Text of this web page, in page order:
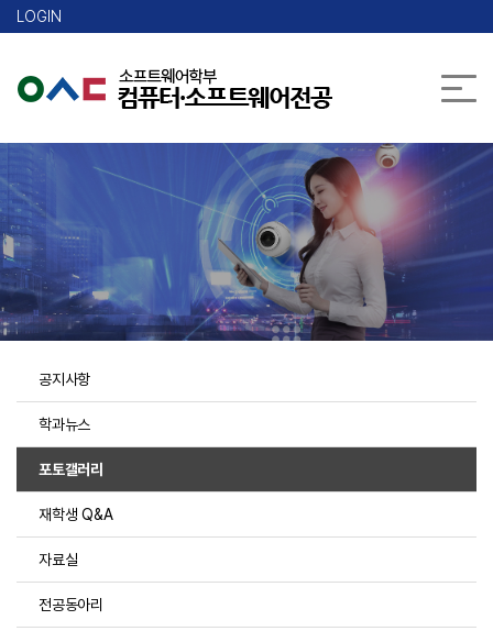
LOGIN
공지사항
학과뉴스
포토갤러리
재학생 Q&A
자료실
전공동아리